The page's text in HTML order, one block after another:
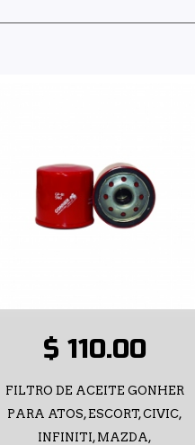
$ 110.00
FILTRO DE ACEITE GONHER
PARA ATOS, ESCORT, CIVIC,
INFINITI, MAZDA,